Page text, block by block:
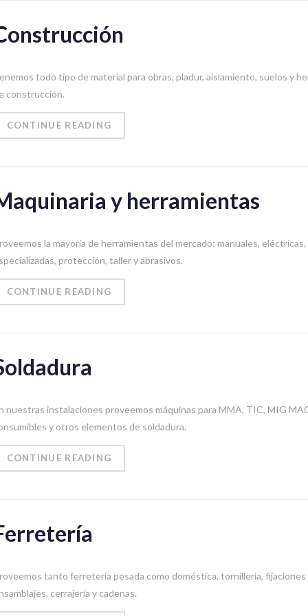
todo tipo de material para obras, pladur, aislamiento, suelos y
construcción.
CONTINUE READING
y herramientas
la mayoría de herramientas del mercado: manuales, eléctricas,
protección, taller y abrasivos.
CONTINUE READING
nuestras instalaciones proveemos máquinas para MMA, TIC, MIG
y otros elementos de soldadura.
CONTINUE READING
tanto ferretería pesada como doméstica, tornillería, fijaciones
cerrajería y cadenas.